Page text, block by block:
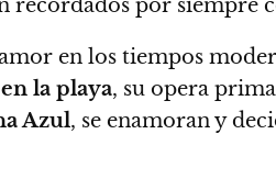
recordados por siempre
en los tiempos
la playa, su opera
Azul, se enamoran y